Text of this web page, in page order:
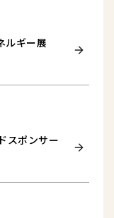
ルギー展
スポンサー